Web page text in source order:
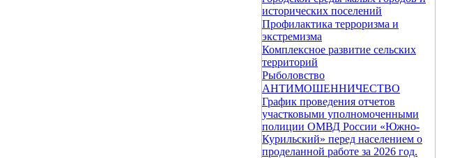
исторических поселений
Профилактика терроризма и
экстремизма
Комплексное развитие сельских
территорий
Рыболовство
АНТИМОШЕННИЧЕСТВО
График проведения отчетов
участковыми уполномоченными
полиции ОМВД России «Южно-
Курильский» перед населением о
проделанной работе за 2026 год.